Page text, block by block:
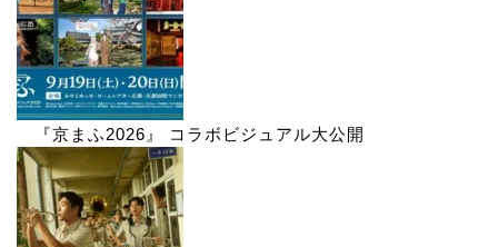
『京まふ2026』 コラボビジュアル大公開